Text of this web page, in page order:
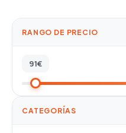
RANGO DE PRECIO
91€
CATEGORÍAS